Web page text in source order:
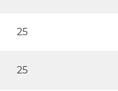
25
25